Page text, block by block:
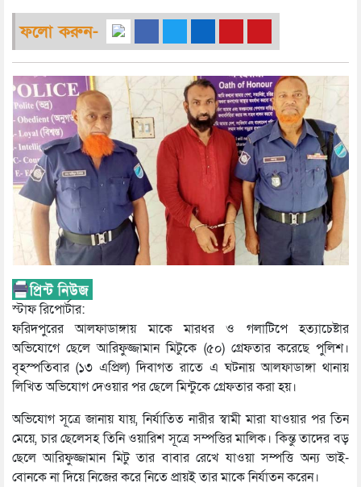
ফলো করুন-
স্টাফ রিপোর্টার:
ফরিদপুরের আলফাডাঙ্গায় মাকে মারধর ও গলাটিপে হত্যাচেষ্টার
অভিযোগে ছেলে আরিফুজ্জামান মিটুকে (৫০) গ্রেফতার করেছে পুলিশ।
বৃহস্পতিবার (১৩ এপ্রিল) দিবাগত রাতে এ ঘটনায় আলফাডাঙ্গা থানায়
লিখিত অভিযোগ দেওয়ার পর ছেলে মিন্টুকে গ্রেফতার করা হয়।
অভিযোগ সূত্রে জানায় যায়, নির্যাতিত নারীর স্বামী মারা যাওয়ার পর তিন
মেয়ে, চার ছেলেসহ তিনি ওয়ারিশ সূত্রে সম্পত্তির মালিক। কিন্তু তাদের বড়
ছেলে আরিফুজ্জামান মিটু তার বাবার রেখে যাওয়া সম্পত্তি অন্য ভাই-
বোনকে না দিয়ে নিজের করে নিতে প্রায়ই তার মাকে নির্যাতন করেন।